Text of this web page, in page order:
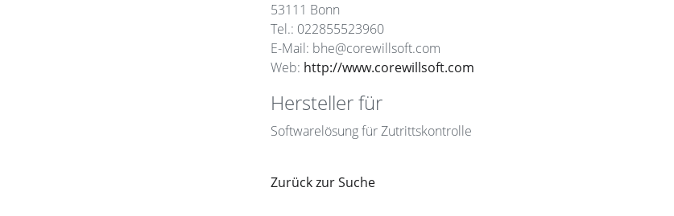
53111 Bonn
Tel.: 022855523960
E-Mail: bhe@corewillsoft.com
Web: http://www.corewillsoft.com
Hersteller für
Softwarelösung für Zutrittskontrolle
Zurück zur Suche